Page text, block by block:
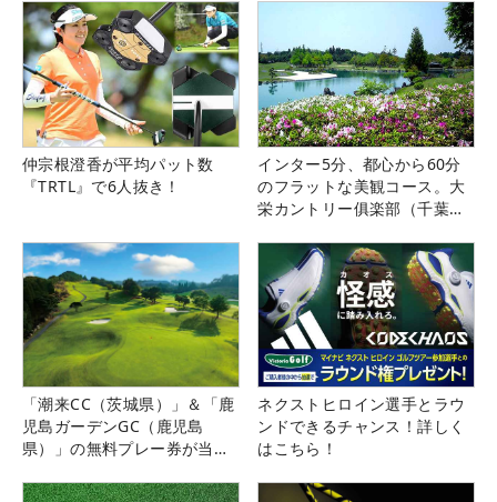
仲宗根澄香が平均パット数
『TRTL』で6人抜き！
インター5分、都心から60分
のフラットな美観コース。大
栄カントリー俱楽部（千葉
「潮来CC（茨城県）」＆「鹿
児島ガーデンGC（鹿児島
県）」の無料プレー券が当た
ネクストヒロイン選手とラウ
ンドできるチャンス！詳しく
はこちら！